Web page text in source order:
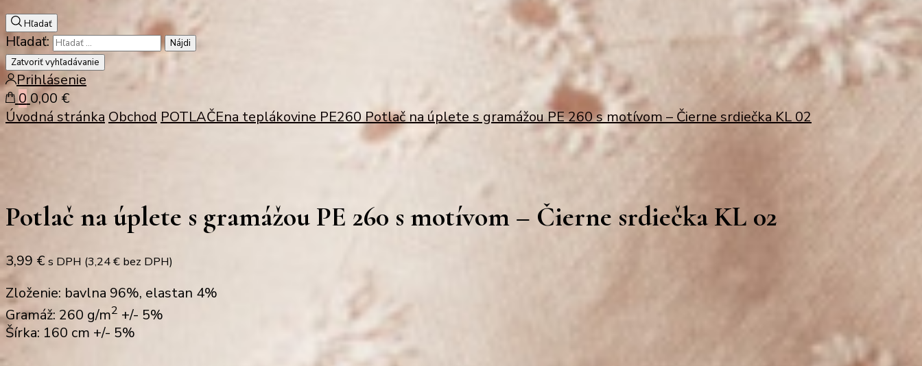
Hľadať
Hľadať:
Zatvoriť vyhľadávanie
Prihlásenie
0 0,00 €
Úvodná stránka Obchod POTLAČEna teplákovine PE260Potlač na úplete s gramážou PE 260 s motívom – Čierne srdiečka KL 02
Potlač na úplete s gramážou PE 260 s motívom – Čierne srdiečka KL 02
3,99 € s DPH (3,24€ bez DPH)
Zloženie: bavlna 96%, elastan 4%
Gramáž: 260 g/m2 +/- 5%
Šírka: 160 cm +/- 5%